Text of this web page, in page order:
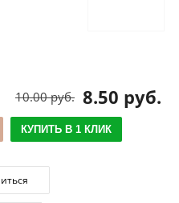
8.50 руб.
10.00 руб.
КУПИТЬ В 1 КЛИК